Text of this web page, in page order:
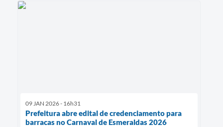
09 JAN 2026 - 16h31
Prefeitura abre edital de credenciamento para
barracas no Carnaval de Esmeraldas 2026